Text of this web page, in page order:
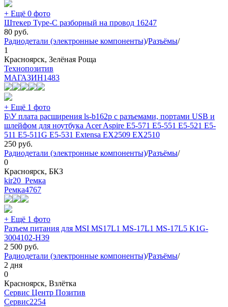
+ Ещё 0 фото
Штекер Type-C разборный на провод 16247
80 руб.
Радиодетали (электронные компоненты)/Разъёмы/
1
Красноярск, Зелёная Роща
Технопозитив
МАГАЗИН1483
+ Ещё 1 фото
Б\У плата расширения ls-b162p с разъемами, портами USB и
шлейфом для ноутбука Acer Aspire E5-571 E5-551 E5-521 E5-
511 E5-511G E5-531 Extensa EX2509 EX2510
250 руб.
Радиодетали (электронные компоненты)/Разъёмы/
0
Красноярск, БКЗ
kir20_Ремка
Ремка4767
+ Ещё 1 фото
Разъем питания для MSI MS17L1 MS-17L1 MS-17L5 K1G-
3004102-H39
2 500 руб.
Радиодетали (электронные компоненты)/Разъёмы/
2 дня
0
Красноярск, Взлётка
Сервис Центр Позитив
Сервис2254